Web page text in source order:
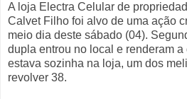
A loja Electra Celular de
Calvet Filho foi alvo de uma ação
meio dia deste sábado (04).
dupla entrou no local e renderam
estava sozinha na loja, um dos
revolver 38.